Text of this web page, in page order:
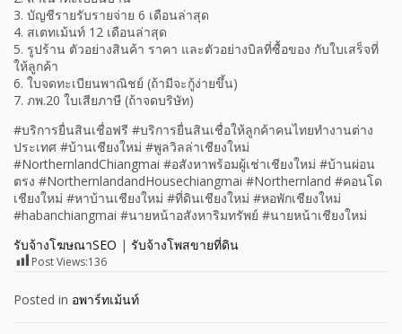
3. บัญชีรายรับรายจ่าย 6 เดือนล่าสุด
4. สเตทเม้นท์ 12 เดือนล่าสุด
5. รูปร้าน ตัวอย่างสินค้า ราคา และตัวอย่างบิลที่ซื้อของ กับใบเสร็จที่
ให้ลูกค้า
6. ใบจดทะเบียนพาณิชย์ (ถ้ามีจะกู้ง่ายขึ้น)
7. ภพ.20 ใบเสียภาษี (ถ้าจดบริษัท)
#บริการยื่นสินเชื่อฟรี #บริการยื่นสินเชื่อให้ลูกค้าคนไทยทำงานต่าง
ประเทศ #บ้านเชียงใหม่ #พูลวิลล่าเชียงใหม่
#NorthernlandChiangmai #อสังหาพร้อมผู้เช่าเชียงใหม่ #บ้านผ่อน
ตรง #NorthernlandandHousechiangmai #Northernland #คอนโด
เชียงใหม่ #หาบ้านเชียงใหม่ #ที่ดินเชียงใหม่ #หอพักเชียงใหม่
#habanchiangmai #นายหน้าอสังหาริมทรัพย์ #นายหน้าเชียงใหม่
รับจ้างโฆษณาSEO | รับจ้างโพสขายที่ดิน
Post Views:136
Posted in อพาร์ทเม้นท์